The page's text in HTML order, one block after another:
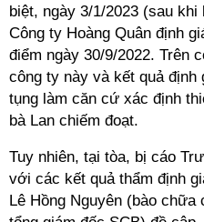
biệt, ngày 3/1/2023 (sau
Công ty Hoàng Quân định
điểm ngày 30/9/2022. Trên
công ty này và kết quả
tụng làm căn cứ xác định
bà Lan chiếm đoạt.
Tuy nhiên, tại tòa, bị cáo
với các kết quả thẩm định
Lê Hồng Nguyên (bào chữa